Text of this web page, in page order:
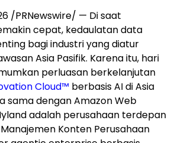
/PRNewswire/ — Di saat
cepat, kedaulatan data
bagi industri yang diatur
Asia Pasifik. Karena itu, hari
perluasan berkelanjutan
Cloud™ berbasis AI di Asia
sama dengan Amazon Web
adalah perusahaan terdepan
Konten Perusahaan